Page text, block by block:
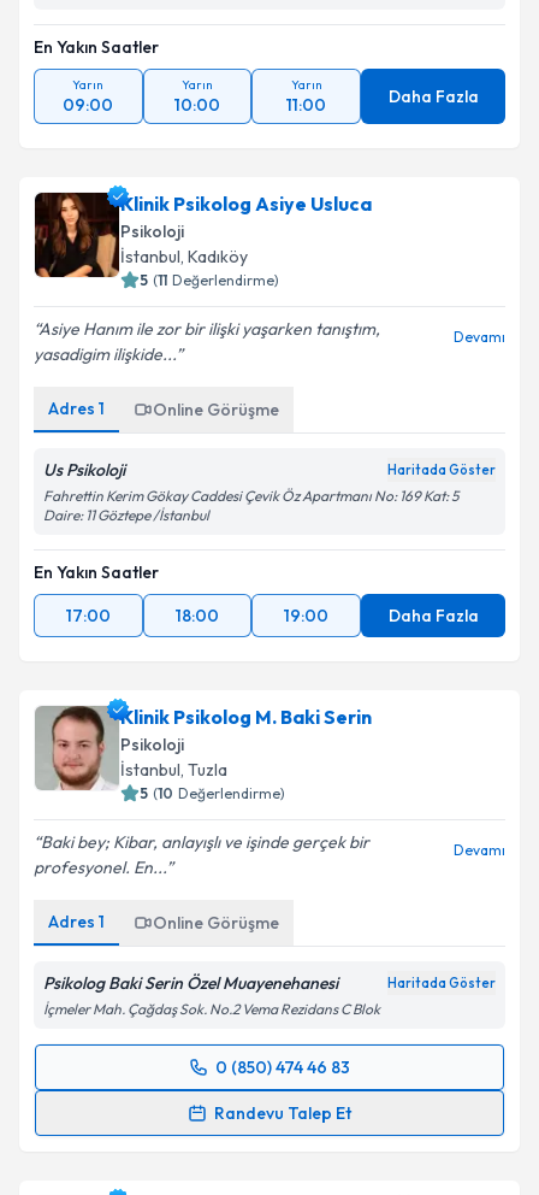
En Yakın Saatler
Yarın
09:00
Yarın
10:00
Yarın
11:00 Daha Fazla
Klinik Psikolog Asiye Usluca
Psikoloji
İstanbul, Kadıköy
5 (11 Değerlendirme)
Asiye Hanım ile zor bir ilişki yaşarken tanıştım,
yasadigim ilişkide...
Devamı
Adres 1 Online Görüşme
Us Psikoloji Haritada Göster
Fahrettin Kerim Gökay Caddesi Çevik Öz Apartmanı No: 169 Kat: 5
Daire: 11 Göztepe /İstanbul
En Yakın Saatler
17:00
18:00 19:00 Daha Fazla
Klinik Psikolog M. Baki Serin
Psikoloji
İstanbul, Tuzla
5 (10 Değerlendirme)
Baki bey; Kibar, anlayışlı ve işinde gerçek bir
profesyonel. En...
Devamı
Adres 1 Online Görüşme
Psikolog Baki Serin Özel Muayenehanesi Haritada Göster
İçmeler Mah. Çağdaş Sok. No.2 Vema Rezidans C Blok
0 (850) 474 46 83
Randevu Talep Et
Randevu Takvimi Talebi